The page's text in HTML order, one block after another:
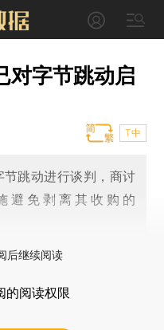
对字节跳动启
T中
跳动进行谈判，商讨
避免剥离其收购的
后继续阅读
的阅读权限